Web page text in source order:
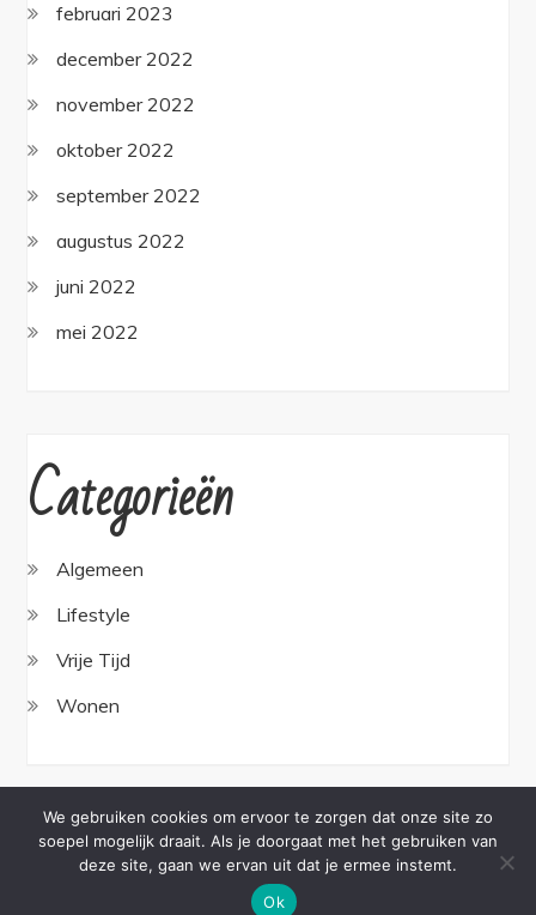
februari 2023
december 2022
november 2022
oktober 2022
september 2022
augustus 2022
juni 2022
mei 2022
Categorieën
Algemeen
Lifestyle
Vrije Tijd
Wonen
Copyright © All rights reserved.Theme BlogBell by
Sensational Theme
We gebruiken cookies om ervoor te zorgen dat onze site zo
soepel mogelijk draait. Als je doorgaat met het gebruiken van
deze site, gaan we ervan uit dat je ermee instemt.
Ok